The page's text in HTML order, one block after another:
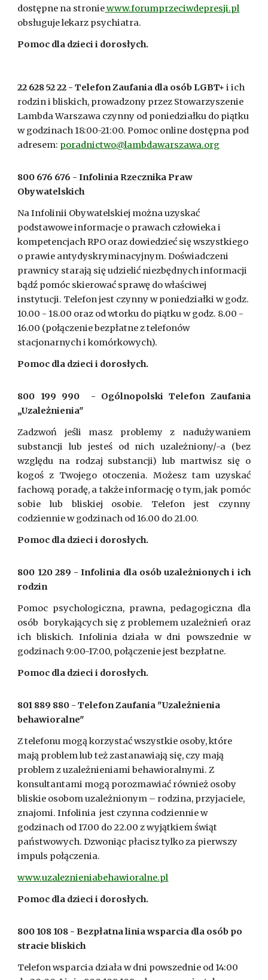
dostępne na stroniewww.forumprzeciwdepresji.pl
obsługuje lekarz psychiatra.
Pomoc dla dzieci i dorosłych.
22 628 52 22 - Telefon Zaufania dla osób LGBT+i ich
rodzin i bliskich, prowadzony przez Stowarzyszenie
Lambda Warszawa czynny od poniedziałku do piątku
w godzinach 18:00-21:00. Pomoc online dostępna pod
adresem: poradnictwo@lambdawarszawa.org
800 676 676 - Infolinia Rzecznika Praw
Obywatelskich
Na Infolinii Obywatelskiej można uzyskać
podstawowe informacje o prawach człowieka i
kompetencjach RPO oraz dowiedzieć się wszystkiego
o prawie antydyskryminacyjnym. Doświadczeni
prawnicy starają się udzielić niezbędnych informacji
bądź pomóc skierować sprawę do właściwej
instytucji. Telefon jest czynny w poniedziałki w godz.
10.00 - 18.00 oraz od wtorku do piątku w godz. 8.00 -
16.00 (połączenie bezpłatne z telefonów
stacjonarnych i komórkowych).
Pomoc dla dzieci i dorosłych.
800 199 990
- Ogólnopolski Telefon Zaufania
„Uzależnienia"
Zadzwoń jeśli masz problemy z nadużywaniem
substancji lub jesteś od nich uzależniony/-a (bez
względu na rodzaj substancji) lub martwisz się o
kogoś z Twojego otoczenia. Możesz tam uzyskać
fachową poradę, a także informację o tym, jak pomóc
sobie lub bliskiej osobie. Telefon jest czynny
codziennie w godzinach od 16.00 do 21.00.
Pomoc dla dzieci i dorosłych.
800 120 289 - Infolinia dla osób uzależnionych i ich
rodzin
Pomoc psychologiczna, prawna, pedagogiczna dla
osób borykających się z problemem uzależnień oraz
ich bliskich. Infolinia działa w dni powszednie w
godzinach 9:00-17:00, połączenie jest bezpłatne.
Pomoc dla dzieci i dorosłych.
801 889 880 - Telefon Zaufania "Uzależnienia
behawioralne"
Z telefonu mogą korzystać wszystkie osoby, które
mają problem lub też zastanawiają się, czy mają
problem z uzależnieniami behawioralnymi. Z
konsultantami mogą porozmawiać również osoby
bliskie osobom uzależnionym – rodzina, przyjaciele,
znajomi. Infolinia jest czynna codziennie w
godzinach od 17.00 do 22.00 z wyjątkiem świąt
państwowych. Dzwoniąc płacisz tylko za pierwszy
impuls połączenia.
www.uzaleznieniabehawioralne.pl
Pomoc dla dzieci i dorosłych.
800 108 108 - Bezpłatna linia wsparcia dla osób po
stracie bliskich
Telefon wsparcia działa w dni powszednie od 14:00